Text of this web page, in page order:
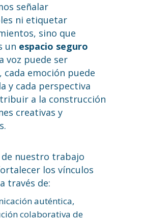
señalar
ni etiquetar
sino que
un espacio seguro
voz puede ser
cada emoción puede
y cada perspectiva
a la construcción
creativas y
de nuestro trabajo
los vínculos
través de:
auténtica,
colaborativa de